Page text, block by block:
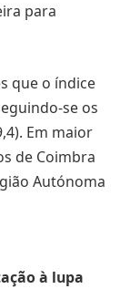
para
que o índice
se os
Em maior
de Coimbra
Autónoma
à lupa